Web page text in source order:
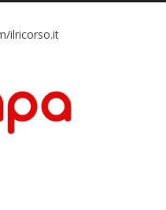
ilricorso.it